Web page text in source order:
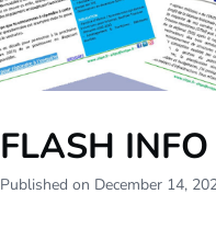
FLASH
Published on December 14,